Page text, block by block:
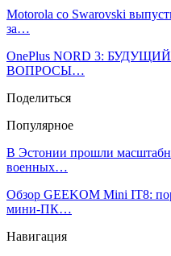
Motorola со Swarovski
за…
OnePlus NORD 3:
ВОПРОСЫ…
Поделиться
Популярное
В Эстонии прошли
военных…
Обзор GEEKOM Mini IT8:
мини-ПК…
Навигация